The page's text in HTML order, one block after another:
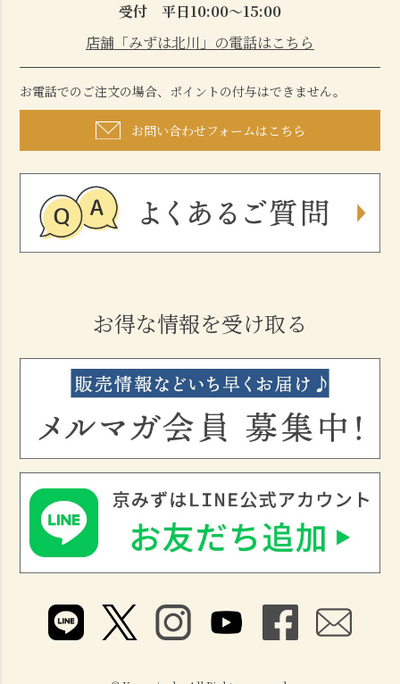
受付 平日10:00～15:00
店舗「みずは北川」の電話はこちら
お電話でのご注文の場合、ポイントの付与はできません。
お問い合わせフォームはこちら
お得な情報を受け取る